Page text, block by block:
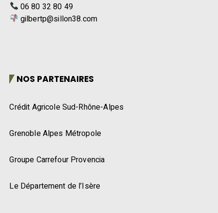
06 80 32 80 49
gilbertp@sillon38.com
NOS PARTENAIRES
Crédit Agricole Sud-Rhône-Alpes
Grenoble Alpes Métropole
Groupe Carrefour Provencia
Le Département de l’Isère